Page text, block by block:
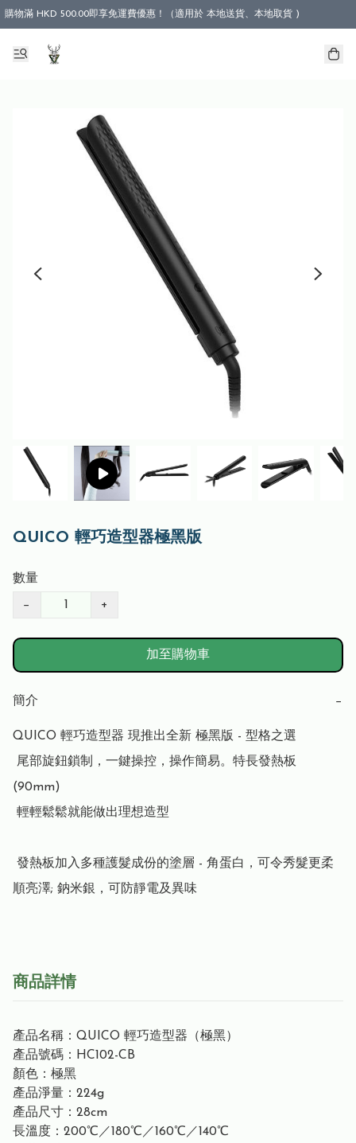
購物滿 HKD 500.00即享免運費優惠！（適用於 本地送貨、本地取貨 )
QUICO 輕巧造型器極黑版
數量
− +
加至購物車
簡介 −
QUICO 輕巧造型器 現推出全新 極黑版 - 型格之選
(90mm)
順亮澤; 鈉米銀，可防靜電及異味
商品詳情
產品名稱：QUICO 輕巧造型器（極黑）
產品號碼：HC102-CB
顏色：極黑
產品淨量：224g
產品尺寸：28cm
長溫度：200℃／180℃／160℃／140℃